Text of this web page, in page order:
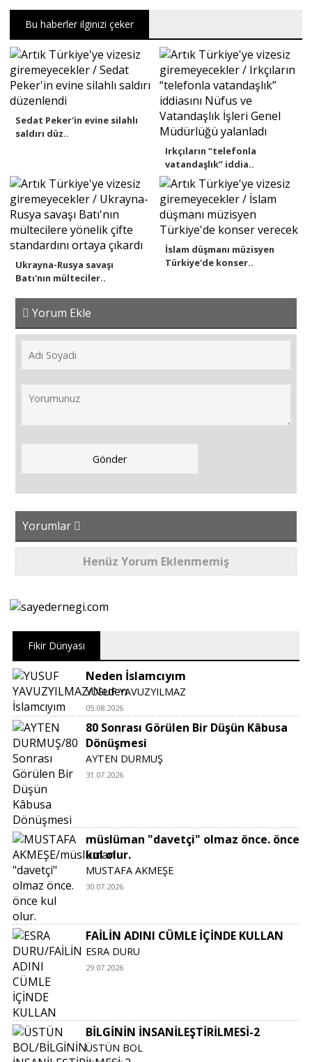
Ankara Analiz
Sağlık
Bu haberler ilginizi çeker
Sedat Peker'in evine silahlı
saldırı düz..
Irkçıların “telefonla
vatandaşlık” iddia..
Ukrayna-Rusya savaşı
Batı'nın mülteciler..
İslam düşmanı müzisyen
Türkiye'de konser..
Yorum Ekle
Yorumlar
Henüz Yorum Eklenmemiş
Fikir Dünyası
Neden İslamcıyım
YUSUF YAVUZYILMAZ
05.08.2026
80 Sonrası Görülen Bir Düşün Kâbusa
Dönüşmesi
AYTEN DURMUŞ
31.07.2026
müslüman "davetçi" olmaz önce. önce
kul olur.
MUSTAFA AKMEŞE
30.07.2026
FAİLİN ADINI CÜMLE İÇİNDE KULLAN
ESRA DURU
29.07.2026
BİLGİNİN İNSANİLEŞTİRİLMESİ-2
ÜSTÜN BOL